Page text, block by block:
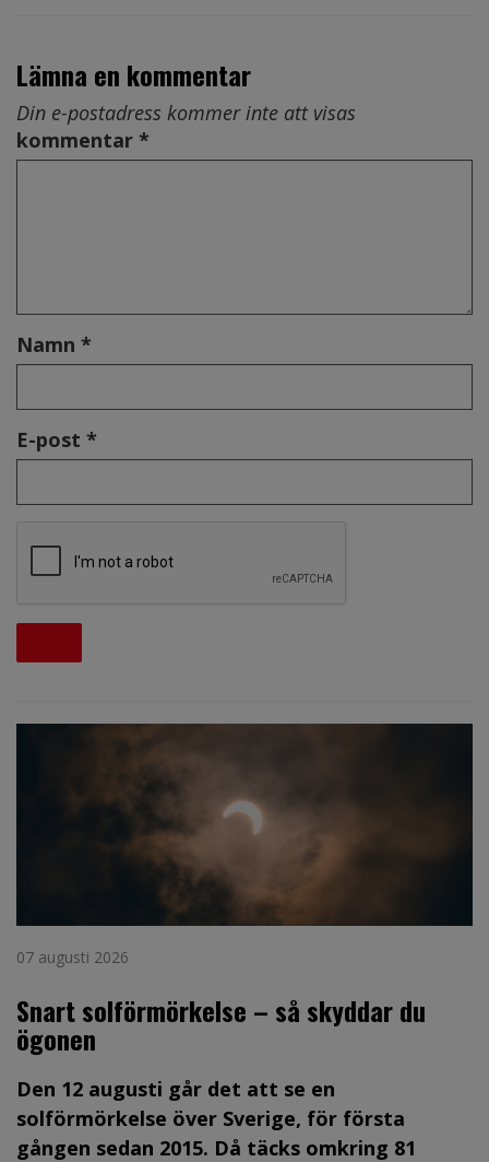
Lämna en kommentar
Din e-postadress kommer inte att visas
kommentar *
Namn *
E-post *
07 augusti 2026
Snart solförmörkelse – så skyddar du
ögonen
Den 12 augusti går det att se en
solförmörkelse över Sverige, för första
gången sedan 2015. Då täcks omkring 81